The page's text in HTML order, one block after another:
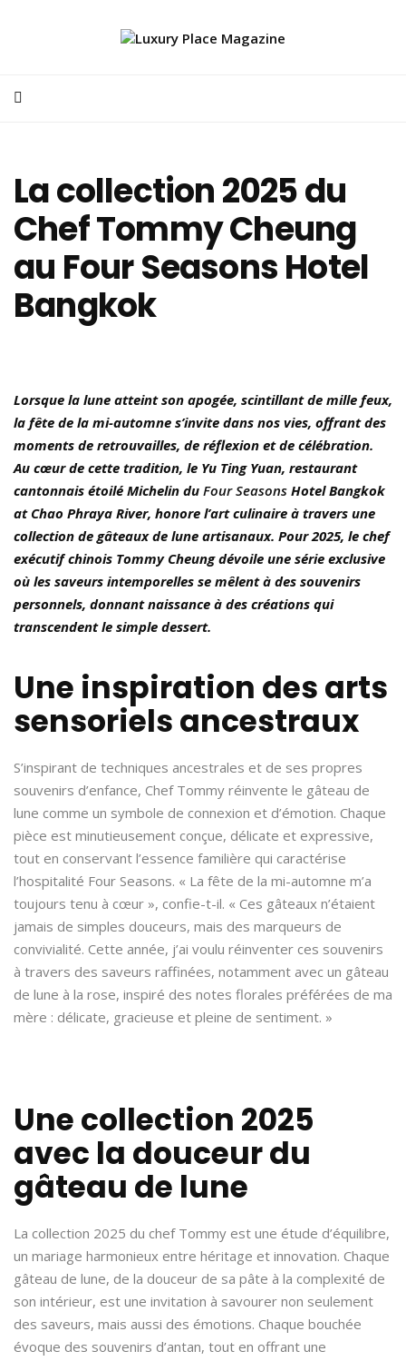
La collection 2025 du
Chef Tommy Cheung
au Four Seasons Hotel
Bangkok
Lorsque la lune atteint son apogée, scintillant de mille feux,
la fête de la mi-automne s’invite dans nos vies, offrant des
moments de retrouvailles, de réflexion et de célébration.
Au cœur de cette tradition, le Yu Ting Yuan, restaurant
cantonnais étoilé Michelin du Four Seasons Hotel Bangkok
at Chao Phraya River, honore l’art culinaire à travers une
collection de gâteaux de lune artisanaux. Pour 2025, le chef
exécutif chinois Tommy Cheung dévoile une série exclusive
où les saveurs intemporelles se mêlent à des souvenirs
personnels, donnant naissance à des créations qui
transcendent le simple dessert.
Une inspiration des arts
sensoriels ancestraux
S’inspirant de techniques ancestrales et de ses propres
souvenirs d’enfance, Chef Tommy réinvente le gâteau de
lune comme un symbole de connexion et d’émotion. Chaque
pièce est minutieusement conçue, délicate et expressive,
tout en conservant l’essence familière qui caractérise
l’hospitalité Four Seasons. « La fête de la mi-automne m’a
toujours tenu à cœur », confie-t-il. « Ces gâteaux n’étaient
jamais de simples douceurs, mais des marqueurs de
convivialité. Cette année, j’ai voulu réinventer ces souvenirs
à travers des saveurs raffinées, notamment avec un gâteau
de lune à la rose, inspiré des notes florales préférées de ma
mère : délicate, gracieuse et pleine de sentiment. »
Une collection 2025
avec la douceur du
gâteau de lune
La collection 2025 du chef Tommy est une étude d’équilibre,
un mariage harmonieux entre héritage et innovation. Chaque
gâteau de lune, de la douceur de sa pâte à la complexité de
son intérieur, est une invitation à savourer non seulement
des saveurs, mais aussi des émotions. Chaque bouchée
évoque des souvenirs d’antan, tout en offrant une